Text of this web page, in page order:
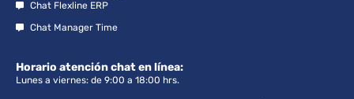
Chat Flexline ERP
Chat Manager Time
Horario atención chat en línea:
Lunes a viernes: de 9:00 a 18:00 hrs.